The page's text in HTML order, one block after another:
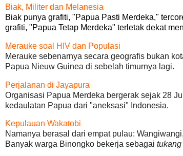
Biak, Militer dan Melanesia
Biak punya grafiti, "Papua Pasti Merdeka,"
grafiti, "Papua Tetap Merdeka" terletak dekat
Merauke soal HIV dan Populasi
Merauke sebenarnya secara geografis bukan
Papua Nieuw Guinea di sebelah timurnya lagi.
Perjalanan di Jayapura
Organisasi Papua Merdeka bergerak sejak 28
kedaulatan Papua dari "aneksasi" Indonesia.
Kepulauan Wakatobi
Namanya berasal dari empat pulau:
Banyak warga Binongko bekerja sebagai